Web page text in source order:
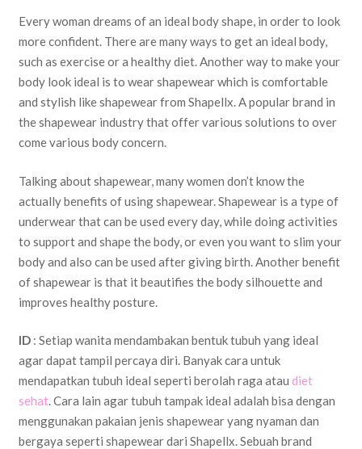
Every woman dreams of an ideal body shape, in order to look
more confident. There are many ways to get an ideal body,
such as exercise or a healthy diet. Another way to make your
body look ideal is to wear shapewear which is comfortable
and stylish like shapewear from Shapellx. A popular brand in
the shapewear industry that offer various solutions to over
come various body concern.
Talking about shapewear, many women don’t know the
actually benefits of using shapewear. Shapewear is a type of
underwear that can be used every day, while doing activities
to support and shape the body, or even you want to slim your
body and also can be used after giving birth. Another benefit
of shapewear is that it beautifies the body silhouette and
improves healthy posture.
ID: Setiap wanita mendambakan bentuk tubuh yang ideal
agar dapat tampil percaya diri. Banyak cara untuk
mendapatkan tubuh ideal seperti berolah raga atau diet
sehat. Cara lain agar tubuh tampak ideal adalah bisa dengan
menggunakan pakaian jenis shapewear yang nyaman dan
bergaya seperti shapewear dari Shapellx. Sebuah brand